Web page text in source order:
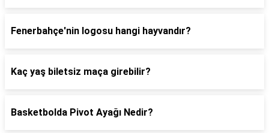
Fenerbahçe'nin logosu hangi hayvandır?
Kaç yaş biletsiz maça girebilir?
Basketbolda Pivot Ayağı Nedir?